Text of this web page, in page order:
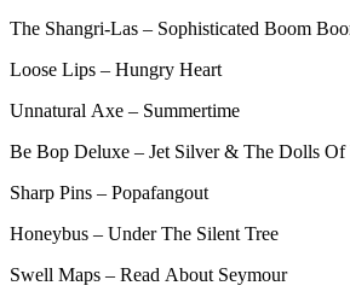
The Shangri-Las – Sophisticated Boom
Loose Lips – Hungry Heart
Unnatural Axe – Summertime
Be Bop Deluxe – Jet Silver & The Dolls Of
Sharp Pins – Popafangout
Honeybus – Under The Silent Tree
Swell Maps – Read About Seymour